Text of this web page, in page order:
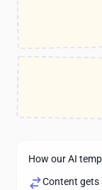
How our AI
Content gets